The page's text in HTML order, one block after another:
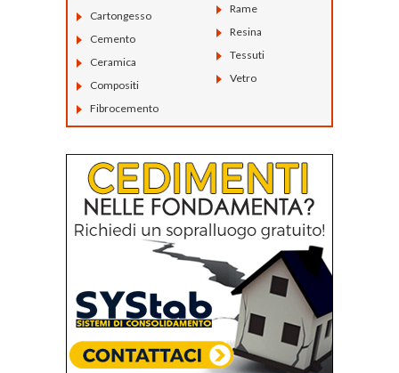
Cartongesso
Cemento
Ceramica
Compositi
Fibrocemento
Rame
Resina
Tessuti
Vetro